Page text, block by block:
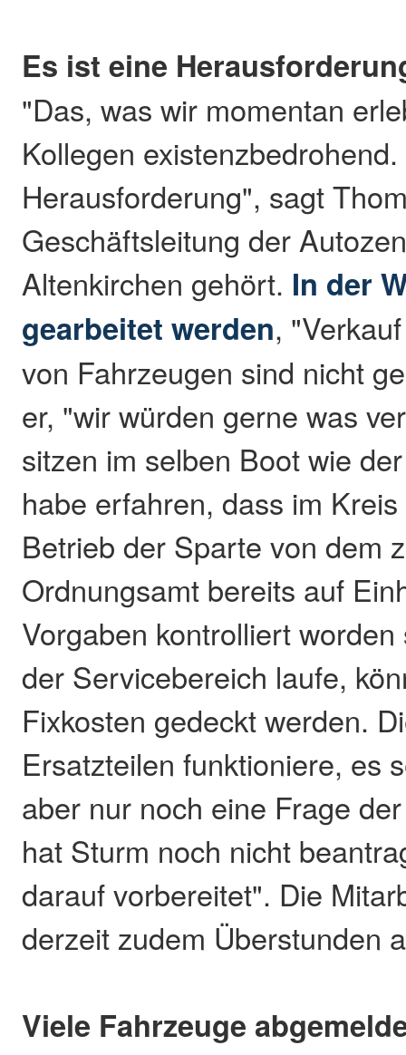
Es ist eine
"Das, was wir momentan
Kollegen
Herausforderung", sagt
Geschäftsleitung der
Altenkirchen gehört. In der
gearbeitet werden,
von Fahrzeugen sind nicht
er, "wir würden gerne was
sitzen im selben Boot wie
habe erfahren, dass im
Betrieb der Sparte von dem
Ordnungsamt bereits auf
Vorgaben kontrolliert
der Servicebereich laufe,
Fixkosten gedeckt werden.
Ersatzteilen funktioniere, es
aber nur noch eine Frage
hat Sturm noch nicht
darauf vorbereitet". Die
derzeit zudem Überstunden
Viele Fahrzeuge